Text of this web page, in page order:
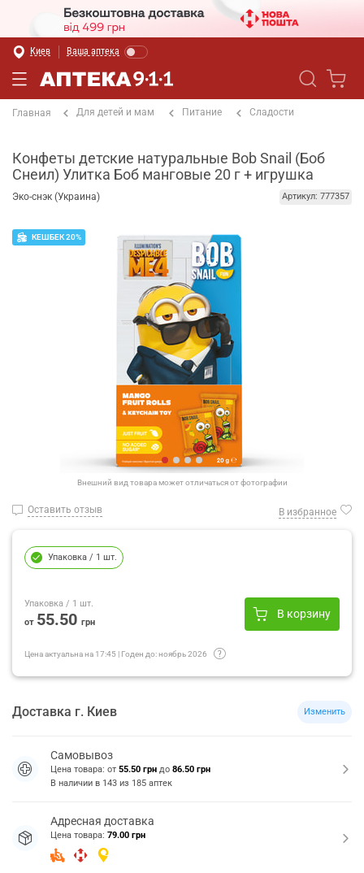
Киев Ваша аптека
Главная Для детей и мам Питание Сладости
Конфеты детские натуральные Bob Snail (Боб
Снеил) Улитка Боб манговые 20 г + игрушка
Эко-снэк (Украина) Артикул: 777357
КЕШБЕК 20%
Внешний вид товара может отличаться от фотографии
Оставить отзыв В избранное
Упаковка / 1 шт.
Упаковка / 1 шт.
от 55.50 грн
В корзину
Цена актуальна на 17:45 | Годен до:ноябрь 2026
Доставка г. Киев Изменить
Самовывоз
Цена товара: от 55.50 грн до 86.50 грн
В наличии в 143 из 185 аптек
Адресная доставка
Цена товара: 79.00 грн